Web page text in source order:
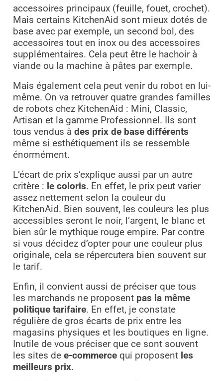
accessoires principaux (feuille, fouet, crochet).
Mais certains KitchenAid sont mieux dotés de
base avec par exemple, un second bol, des
accessoires tout en inox ou des accessoires
supplémentaires. Cela peut être le hachoir à
viande ou la machine à pâtes par exemple.
Mais également cela peut venir du robot en lui-
même. On va retrouver quatre grandes familles
de robots chez KitchenAid : Mini, Classic,
Artisan et la gamme Professionnel. Ils sont
tous vendus à des prix de base différents
même si esthétiquement ils se ressemble
énormément.
L’écart de prix s’explique aussi par un autre
critère : le coloris. En effet, le prix peut varier
assez nettement selon la couleur du
KitchenAid. Bien souvent, les couleurs les plus
accessibles seront le noir, l’argent, le blanc et
bien sûr le mythique rouge empire. Par contre
si vous décidez d’opter pour une couleur plus
originale, cela se répercutera bien souvent sur
le tarif.
Enfin, il convient aussi de préciser que tous
les marchands ne proposent pas la même
politique tarifaire. En effet, je constate
régulière de gros écarts de prix entre les
magasins physiques et les boutiques en ligne.
Inutile de vous préciser que ce sont souvent
les sites de e-commercequi proposent les
meilleurs prix.